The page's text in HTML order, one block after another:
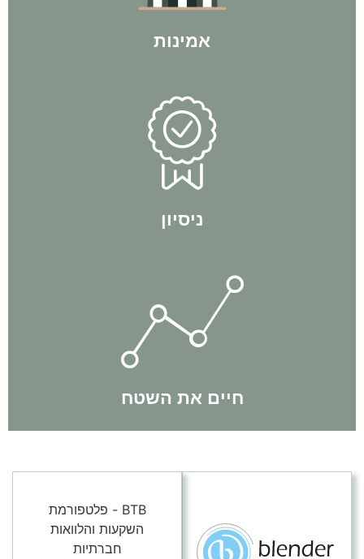
אמינות
ניסיון
אין חכם כבעל ניסיון. אביתר בן פורת - מייסד החברה, הגיע
לעצמאות כלכלית עוד לפני שהתחיל בתהליכי ליווי והיום מלמד
מתוך הניסיון האישי שלו.
חיים את השטח
הצוות שלנו חי את השטח באופן קבוע. אנחנו מבצעים עסקאות
באופן יומיומי ותמיד שומרים על דינאמיות ומתעדכנים בשינויים
תוך כדי תנועה.
BTB - פלטפורמת
השקעות והלוואות
חברתיות